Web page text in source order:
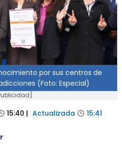
por sus centros de
(Foto: Especial)
15:40 | Actualizada 15:41